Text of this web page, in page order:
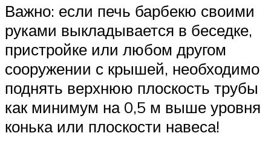
Важно: если печь барбекю своими
руками выкладывается в беседке,
пристройке или любом другом
сооружении с крышей, необходимо
поднять верхнюю плоскость трубы
как минимум на 0,5 м выше уровня
конька или плоскости навеса!